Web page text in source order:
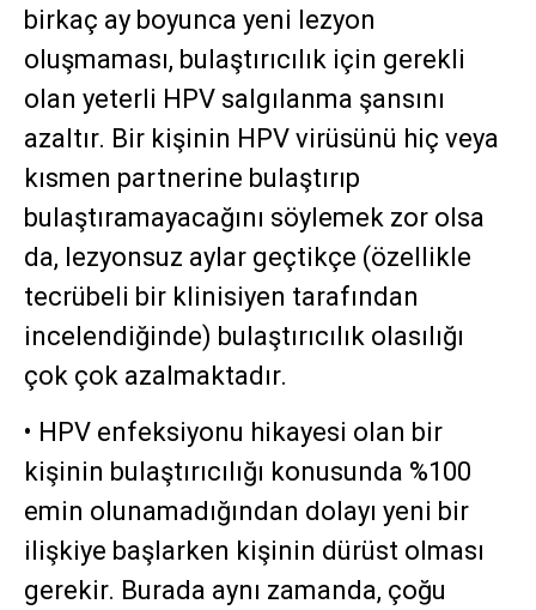
birkaç ay boyunca yeni lezyon
oluşmaması, bulaştırıcılık için gerekli
olan yeterli HPV salgılanma şansını
azaltır. Bir kişinin HPV virüsünü hiç veya
kısmen partnerine bulaştırıp
bulaştıramayacağını söylemek zor olsa
da, lezyonsuz aylar geçtikçe (özellikle
tecrübeli bir klinisiyen tarafından
incelendiğinde) bulaştırıcılık olasılığı
çok çok azalmaktadır.
• HPV enfeksiyonu hikayesi olan bir
kişinin bulaştırıcılığı konusunda %100
emin olunamadığından dolayı yeni bir
ilişkiye başlarken kişinin dürüst olması
gerekir. Burada aynı zamanda, çoğu